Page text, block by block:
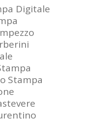
Digitale
Stampa